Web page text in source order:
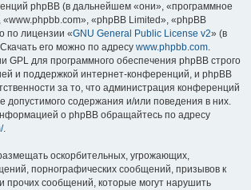
phpBB (в дальнейшем «они», «программное
«phpBB Limited», «phpBB
по лицензии «GNU General Public License v2» (в
его можно по адресу www.phpbb.com.
GPL для программного обеспечения phpBB строго
и поддержкой интернет-конференций, и phpBB
за то, что администрация конференций
допустимого содержания и/или поведения в них.
о phpBB обращайтесь по адресу
.
оскорбительных, угрожающих,
порнографических сообщений, призывов к
прочих сообщений, которые могут нарушить